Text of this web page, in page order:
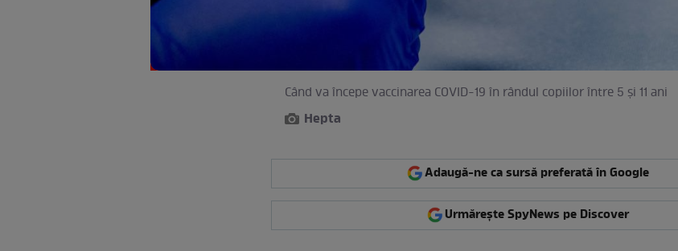
Când va începe vaccinarea COVID-19 în rândul copiilor între 5 și 11 ani
Hepta
Adaugă-ne ca sursă preferată în Google
Urmărește SpyNews pe Discover